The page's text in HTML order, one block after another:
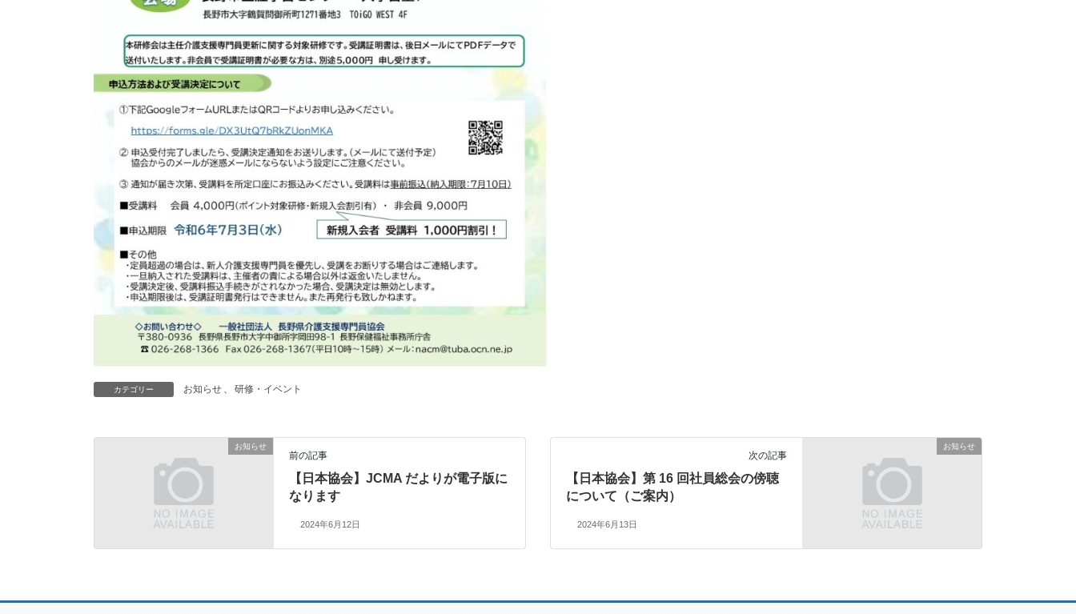
カテゴリー お知らせ 、 研修・イベント
お知らせ
前の記事
【日本協会】JCMA だよりが電⼦版に
なります
2024年6月12日
お知らせ
次の記事
【日本協会】第 16 回社員総会の傍聴
について（ご案内）
2024年6月13日